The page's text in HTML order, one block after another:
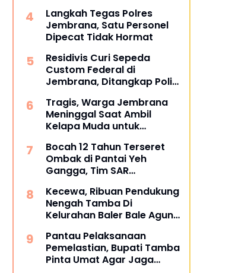
Tantangan Global
Langkah Tegas Polres
Jembrana, Satu Personel
Dipecat Tidak Hormat
Residivis Curi Sepeda
Custom Federal di
Jembrana, Ditangkap Polisi
Tragis, Warga Jembrana
Meninggal Saat Ambil
Kelapa Muda untuk
Bocah 12 Tahun Terseret
Ombak di Pantai Yeh
Gangga, Tim SAR
Pesisir
Kecewa, Ribuan Pendukung
Nengah Tamba Di
Kelurahan Baler Bale Agung
Pantau Pelaksanaan
Pemelastian, Bupati Tamba
Pinta Umat Agar Jaga